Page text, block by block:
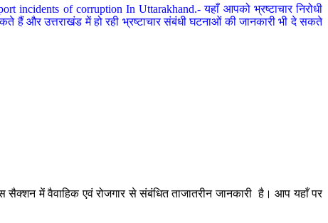
incidents of corruption In Uttarakhand.- यहाँ आपको भ्रष्टाचार निरोधी
हैं और उत्तराखंड में हो रही भ्रष्टाचार संबंधी घटनाओं की जानकारी भी दे सकते
में वैवाहिक एवं रोजगार से संबंधित ताजातरीन जानकारी है। आप यहाँ पर